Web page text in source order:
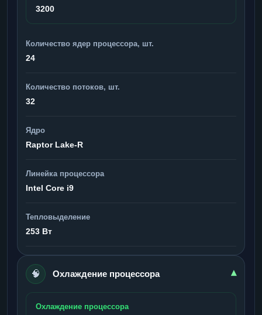
3200
Количество ядер процессора, шт.
24
Количество потоков, шт.
32
Ядро
Raptor Lake-R
Линейка процессора
Intel Core i9
Тепловыделение
253 Вт
🧠 Охлаждение процессора ▾
Охлаждение процессора